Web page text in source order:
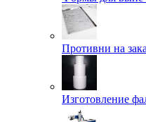
Противни на
Изготовление